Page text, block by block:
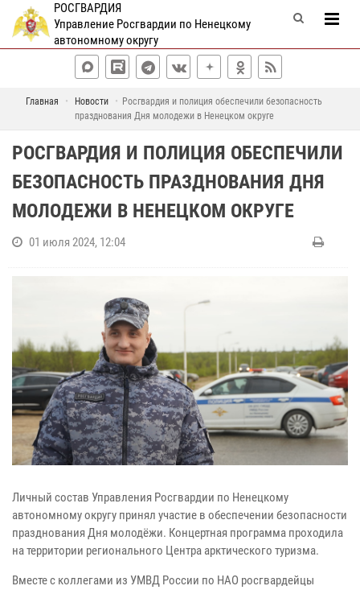
РОСГВАРДИЯ
Управление Росгвардии по Ненецкому
автономному округу
Главная Новости
Росгвардия и полиция обеспечили безопасность
празднования Дня молодежи в Ненецком округе
РОСГВАРДИЯ И ПОЛИЦИЯ ОБЕСПЕЧИЛИ
БЕЗОПАСНОСТЬ ПРАЗДНОВАНИЯ ДНЯ
МОЛОДЕЖИ В НЕНЕЦКОМ ОКРУГЕ
01 июля 2024, 12:04
Личный состав Управления Росгвардии по Ненецкому
автономному округу принял участие в обеспечении безопасности
празднования Дня молодёжи. Концертная программа проходила
на территории регионального Центра арктического туризма.
Вместе с коллегами из УМВД России по НАО росгвардейцы